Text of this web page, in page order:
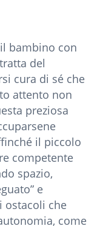
bambino con
del
cura di sé che
attento non
preziosa
il piccolo
competente
spazio,
e
ostacoli che
come